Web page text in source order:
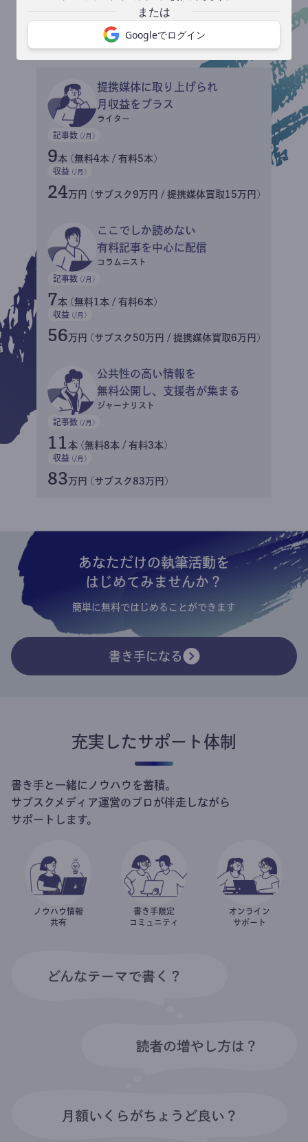
Googleでログイン
収益イメージ
提携媒体に取り上げられ
月収益をプラス
ライター
記事数 (/月)
9本 (無料4本 / 有料5本)
収益 (/月)
24万円 (サブスク9万円 / 提携媒体買取15万円)
ここでしか読めない
有料記事を中心に配信
コラムニスト
記事数 (/月)
7本 (無料1本 / 有料6本)
収益 (/月)
56万円 (サブスク50万円 / 提携媒体買取6万円)
公共性の高い情報を
無料公開し、支援者が集まる
ジャーナリスト
記事数 (/月)
11 本 (無料8本 / 有料3本)
収益 (/月)
83万円 (サブスク83万円)
あなただけの執筆活動を
はじめてみませんか？
簡単に無料ではじめることができます
書き手になる
充実したサポート体制
書き手と一緒にノウハウを蓄積。
サブスクメディア運営のプロが伴走しながら
サポートします。
ノウハウ情報
共有
書き手限定
コミュニティ
オンライン
サポート